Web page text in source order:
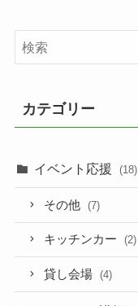
カテゴリー
イベント応援 (18)
その他 (7)
キッチンカー (2)
貸し会場 (4)